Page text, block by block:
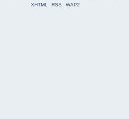
XHTML
RSS WAP2